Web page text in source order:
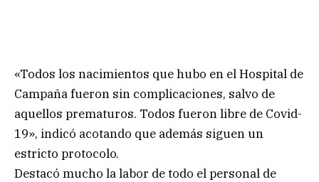
«Todos los nacimientos que hubo en el Hospital de
Campaña fueron sin complicaciones, salvo de
aquellos prematuros. Todos fueron libre de Covid-
19», indicó acotando que además siguen un
estricto protocolo.
Destacó mucho la labor de todo el personal de